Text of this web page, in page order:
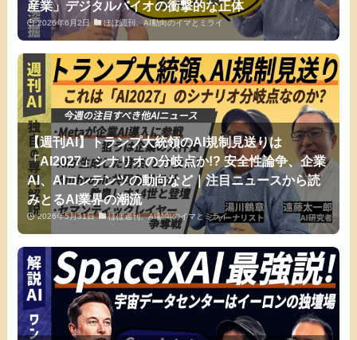
産業」デジタルバイオの衝撃的な正体
2026年6月2日 ほぼ週刊、AI動向のイマとミライ
【週刊AI】トランプ大統領のAI規制見送りは
「AI2027」シナリオの分岐点か!? 安全性論争、企業
AI、AIコンテンツの動向など｜注目ニュースから読
みとるAI業界の潮流
2026年5月31日 ほぼ週刊、AI動向のイマとミライ